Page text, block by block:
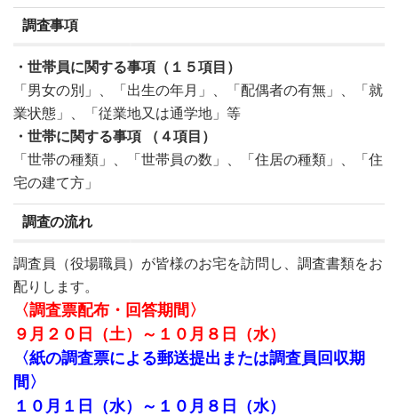
調査事項
・世帯員に関する事項（１５項目）
「男女の別」、「出生の年月」、「配偶者の有無」、「就
業状態」、「従業地又は通学地」等
・世帯に関する事項 （４項目）
「世帯の種類」、「世帯員の数」、「住居の種類」、「住
宅の建て方」
調査の流れ
調査員（役場職員）が皆様のお宅を訪問し、調査書類をお
配りします。
〈調査票配布・回答期間〉
９月２０日（土）～１０月８日（水）
〈紙の調査票による郵送提出または調査員回収期
間〉
１０月１日（水）～１０月８日（水）